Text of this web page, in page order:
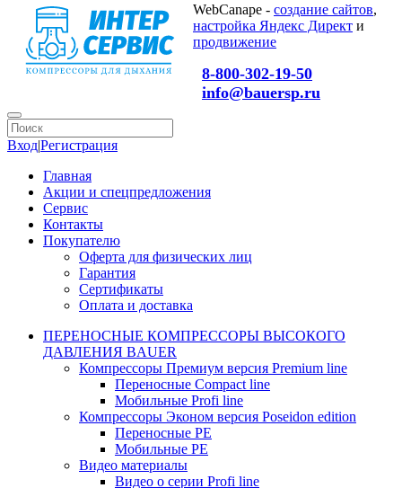
WebCanape - создание сайтов,
настройка Яндекс Директ и
продвижение
8-800-302-19-50
info@bauersp.ru
Вход|Регистрация
Главная
Акции и спецпредложения
Сервис
Контакты
Покупателю
Оферта для физических лиц
Гарантия
Сертификаты
Оплата и доставка
ПЕРЕНОСНЫЕ КОМПРЕССОРЫ ВЫСОКОГО
ДАВЛЕНИЯ BAUER
Компрессоры Премиум версия Premium line
Переносные Compact line
Мобильные Profi line
Компрессоры Эконом версия Poseidon edition
Переносные PE
Мобильные PE
Видео материалы
Видео о серии Profi line